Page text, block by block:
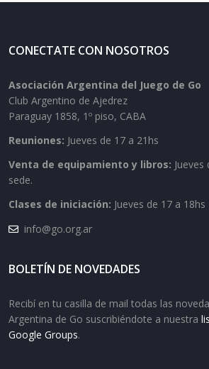
CONECTATE CON NOSOTROS
Asociación Argentina del Juego de Go
Club Argentino de Ajedrez
Paraguay 1858, 1º piso, CABA
Reuniones: Jueves de 17 a 21hs
Venta de equipamiento y libros:
sede.
Clases de iniciación: Jueves de 17 a 18hs
info@go.org.ar
BOLETÍN DE NOVEDADES
Recibí en tu casilla de mail todas las
Argentina de Go suscribiéndote a nuestra
Google Groups.